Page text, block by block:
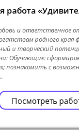
работа
и ответственное
родного края
и творческий
Обучающие:
познакомить с
Посмотреть